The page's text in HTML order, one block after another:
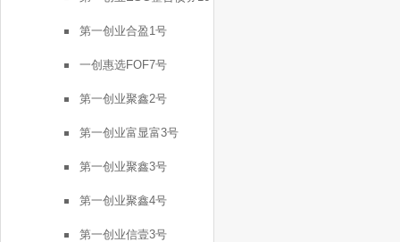
号
第一创业合盈1号
一创惠选FOF7号
第一创业聚鑫2号
第一创业富显富3号
第一创业聚鑫3号
第一创业聚鑫4号
第一创业信壹3号